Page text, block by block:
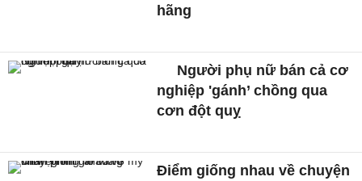
hãng
Người phụ nữ bán cả cơ
nghiệp 'gánh’ chồng qua
cơn đột quỵ
Điểm giống nhau về chuyện